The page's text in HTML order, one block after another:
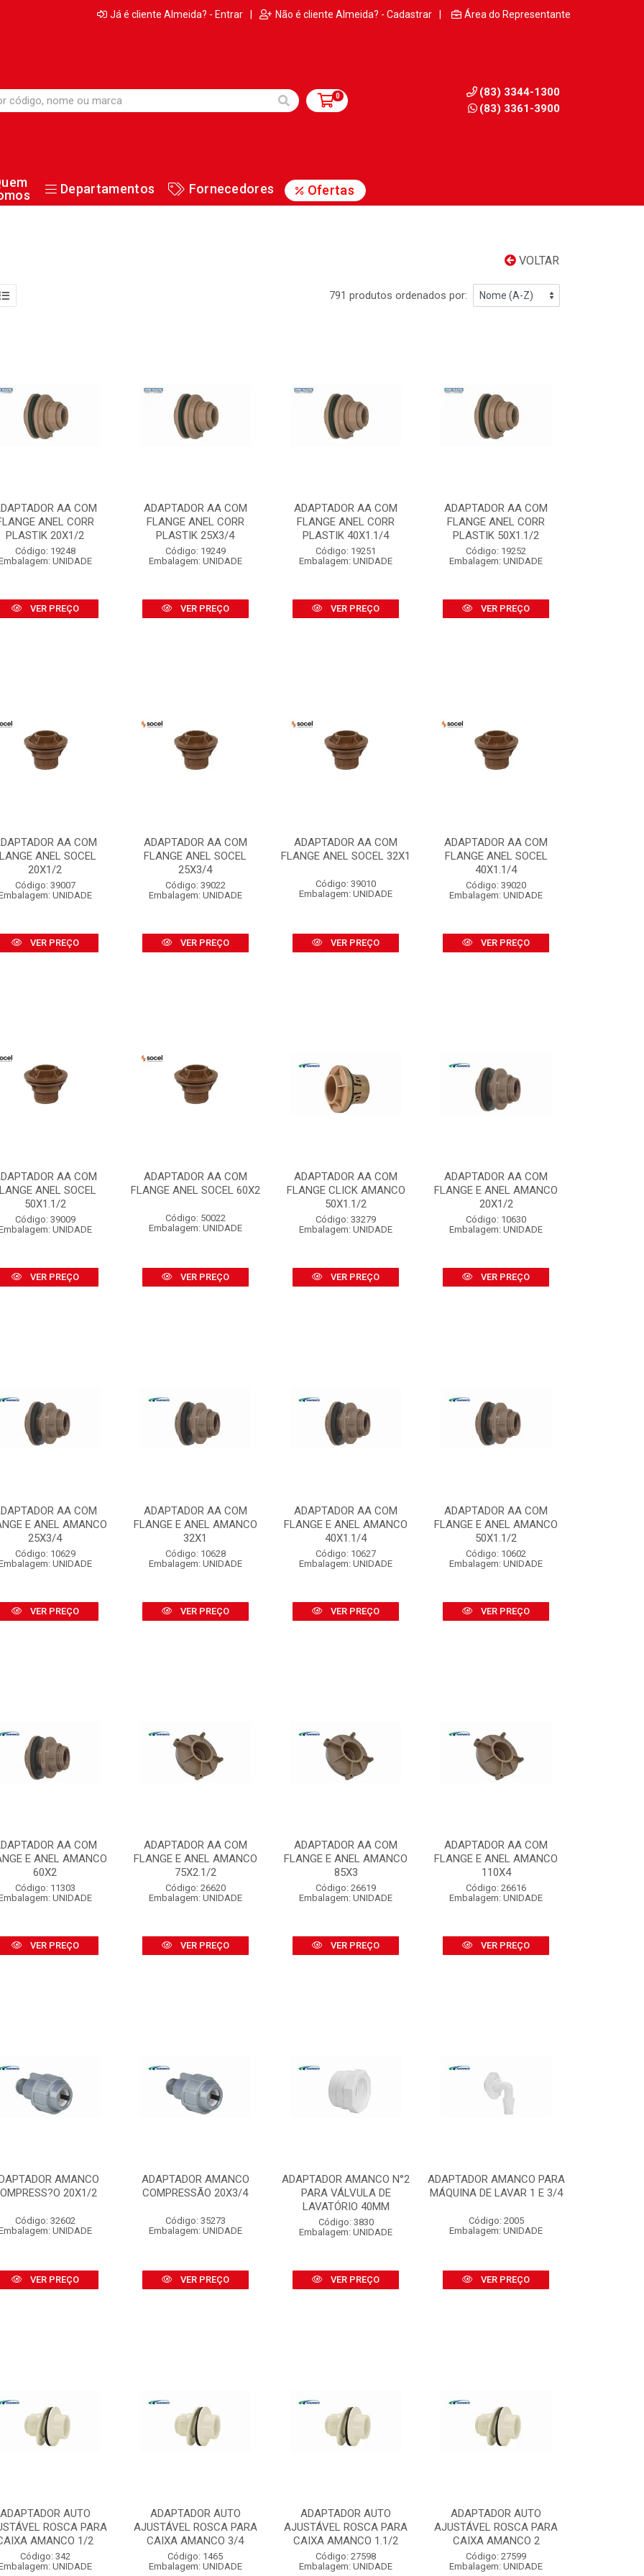
Já é cliente Almeida? - Entrar | Não é cliente Almeida? - Cadastrar | Área do Representante
0
(83) 3344-1300
(83) 3361-3900
Departamentos Fornecedores Ofertas
VOLTAR
791 produtos ordenados por:
AA COM
ANEL CORR
PLASTIK 20X1/2
Código: 19248
UNIDADE
VER PREÇO
ADAPTADOR AA COM
FLANGE ANEL CORR
PLASTIK 25X3/4
Código: 19249
Embalagem: UNIDADE
VER PREÇO
ADAPTADOR AA COM
FLANGE ANEL CORR
PLASTIK 40X1.1/4
Código: 19251
Embalagem: UNIDADE
VER PREÇO
ADAPTADOR AA COM
FLANGE ANEL CORR
PLASTIK 50X1.1/2
Código: 19252
Embalagem: UNIDADE
VER PREÇO
AA COM
ANEL SOCEL
20X1/2
Código: 39007
UNIDADE
VER PREÇO
ADAPTADOR AA COM
FLANGE ANEL SOCEL
25X3/4
Código: 39022
Embalagem: UNIDADE
VER PREÇO
ADAPTADOR AA COM
FLANGE ANEL SOCEL 32X1
Código: 39010
Embalagem: UNIDADE
VER PREÇO
ADAPTADOR AA COM
FLANGE ANEL SOCEL
40X1.1/4
Código: 39020
Embalagem: UNIDADE
VER PREÇO
AA COM
ANEL SOCEL
50X1.1/2
Código: 39009
UNIDADE
VER PREÇO
ADAPTADOR AA COM
FLANGE ANEL SOCEL 60X2
Código: 50022
Embalagem: UNIDADE
VER PREÇO
ADAPTADOR AA COM
FLANGE CLICK AMANCO
50X1.1/2
Código: 33279
Embalagem: UNIDADE
VER PREÇO
ADAPTADOR AA COM
FLANGE E ANEL AMANCO
20X1/2
Código: 10630
Embalagem: UNIDADE
VER PREÇO
AA COM
E ANEL AMANCO
25X3/4
Código: 10629
UNIDADE
VER PREÇO
ADAPTADOR AA COM
FLANGE E ANEL AMANCO
32X1
Código: 10628
Embalagem: UNIDADE
VER PREÇO
ADAPTADOR AA COM
FLANGE E ANEL AMANCO
40X1.1/4
Código: 10627
Embalagem: UNIDADE
VER PREÇO
ADAPTADOR AA COM
FLANGE E ANEL AMANCO
50X1.1/2
Código: 10602
Embalagem: UNIDADE
VER PREÇO
AA COM
E ANEL AMANCO
60X2
Código: 11303
UNIDADE
VER PREÇO
ADAPTADOR AA COM
FLANGE E ANEL AMANCO
75X2.1/2
Código: 26620
Embalagem: UNIDADE
VER PREÇO
ADAPTADOR AA COM
FLANGE E ANEL AMANCO
85X3
Código: 26619
Embalagem: UNIDADE
VER PREÇO
ADAPTADOR AA COM
FLANGE E ANEL AMANCO
110X4
Código: 26616
Embalagem: UNIDADE
VER PREÇO
AMANCO
20X1/2
Código: 32602
UNIDADE
VER PREÇO
ADAPTADOR AMANCO
COMPRESSÃO 20X3/4
Código: 35273
Embalagem: UNIDADE
VER PREÇO
ADAPTADOR AMANCO N°2
PARA VÁLVULA DE
LAVATÓRIO 40MM
Código: 3830
Embalagem: UNIDADE
VER PREÇO
ADAPTADOR AMANCO PARA
MÁQUINA DE LAVAR 1 E 3/4
Código: 2005
Embalagem: UNIDADE
VER PREÇO
ADAPTADOR AUTO
ROSCA PARA
AMANCO 1/2
Código: 342
UNIDADE
ADAPTADOR AUTO
AJUSTÁVEL ROSCA PARA
CAIXA AMANCO 3/4
Código: 1465
Embalagem: UNIDADE
ADAPTADOR AUTO
AJUSTÁVEL ROSCA PARA
CAIXA AMANCO 1.1/2
Código: 27598
Embalagem: UNIDADE
ADAPTADOR AUTO
AJUSTÁVEL ROSCA PARA
CAIXA AMANCO 2
Código: 27599
Embalagem: UNIDADE